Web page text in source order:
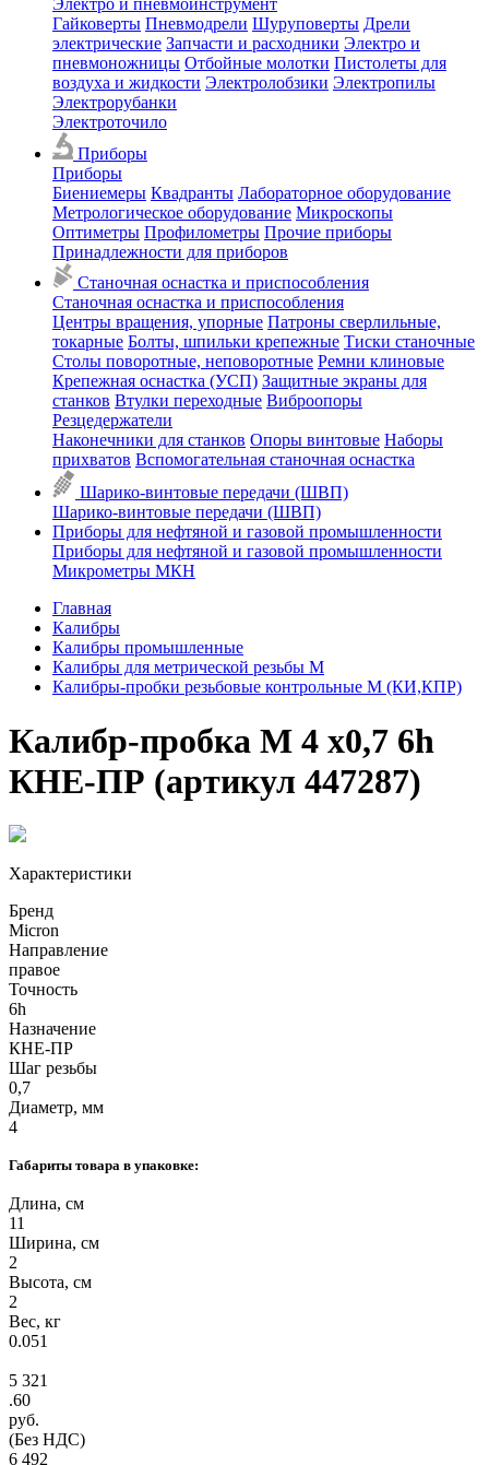
Электро и пневмоинструмент
Гайковерты Пневмодрели Шуруповерты Дрели
электрические Запчасти и расходники Электро и
пневмоножницы Отбойные молотки Пистолеты для
воздуха и жидкости Электролобзики Электропилы
Электрорубанки
Электроточило
Приборы
Приборы
Биениемеры Квадранты Лабораторное оборудование
Метрологическое оборудование Микроскопы
Оптиметры Профилометры Прочие приборы
Принадлежности для приборов
Станочная оснастка и приспособления
Станочная оснастка и приспособления
Центры вращения, упорные Патроны сверлильные,
токарные Болты, шпильки крепежные Тиски станочные
Столы поворотные, неповоротные Ремни клиновые
Крепежная оснастка (УСП) Защитные экраны для
станков Втулки переходные Виброопоры
Резцедержатели
Наконечники для станков Опоры винтовые Наборы
прихватов Вспомогательная станочная оснастка
Шарико-винтовые передачи (ШВП)
Шарико-винтовые передачи (ШВП)
Приборы для нефтяной и газовой промышленности
Приборы для нефтяной и газовой промышленности
Микрометры МКН
Главная
Калибры
Калибры промышленные
Калибры для метрической резьбы М
Калибры-пробки резьбовые контрольные М (КИ,КПР)
Калибр-пробка М 4 х0,7 6h
КНЕ-ПР (артикул 447287)
Характеристики
Бренд
Micron
Направление
правое
Точность
6h
Назначение
КНЕ-ПР
Шаг резьбы
0,7
Диаметр, мм
4
Габариты товара в упаковке:
Длина, см
11
Ширина, см
2
Высота, см
2
Вес, кг
0.051
5 321
.60
руб.
(Без НДС)
6 492